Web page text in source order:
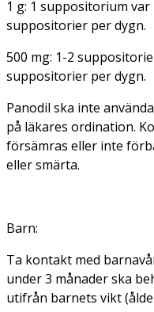
1 g: 1 suppositorium
suppositorier per dygn.
500 mg: 1-2
suppositorier per dygn.
Panodil ska inte
på läkares ordination.
försämras eller inte
eller smärta.
Barn:
Ta kontakt med
under 3 månader ska
utifrån barnets vikt